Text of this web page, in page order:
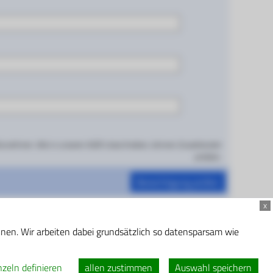
Wir arbeiten dabei grundsätzlich so datensparsam wie
Auswahl speichern
allen zustimmen
definieren
x